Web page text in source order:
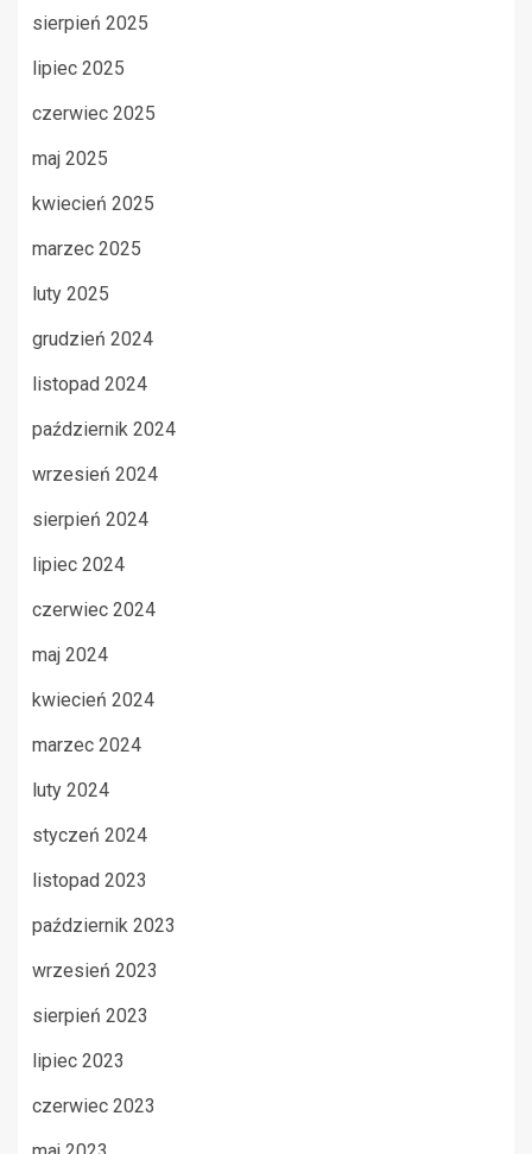
sierpień 2025
lipiec 2025
czerwiec 2025
maj 2025
kwiecień 2025
marzec 2025
luty 2025
grudzień 2024
listopad 2024
październik 2024
wrzesień 2024
sierpień 2024
lipiec 2024
czerwiec 2024
maj 2024
kwiecień 2024
marzec 2024
luty 2024
styczeń 2024
listopad 2023
październik 2023
wrzesień 2023
sierpień 2023
lipiec 2023
czerwiec 2023